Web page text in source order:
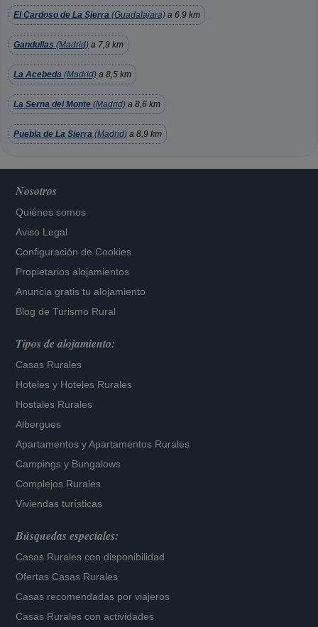
El Cardoso de La Sierra (Guadalajara) a 6,9 km
Gandullas (Madrid) a 7,9 km
La Acebeda (Madrid) a 8,5 km
La Serna del Monte (Madrid) a 8,6 km
Puebla de La Sierra (Madrid) a 8,9 km
Nosotros
Quiénes somos
Aviso Legal
Configuración de Cookies
Propietarios alojamientos
Anuncia gratis tu alojamiento
Blog de Turismo Rural
Tipos de alojamiento:
Casas Rurales
Hoteles y Hoteles Rurales
Hostales Rurales
Albergues
Apartamentos yApartamentos Rurales
Campings y Bungalows
Complejos Rurales
Viviendas turísticas
Búsquedas especiales:
Casas Rurales con disponibilidad
Ofertas Casas Rurales
Casas recomendadas por viajeros
Casas Rurales con actividades